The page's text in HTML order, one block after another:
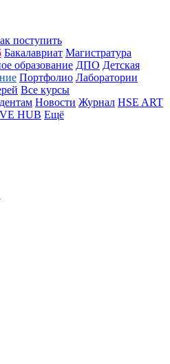
поступить
Бакалавриат Магистратура
образование ДПО Детская
Портфолио Лаборатории
Все курсы
Новости Журнал HSE ART
HUB Ещё